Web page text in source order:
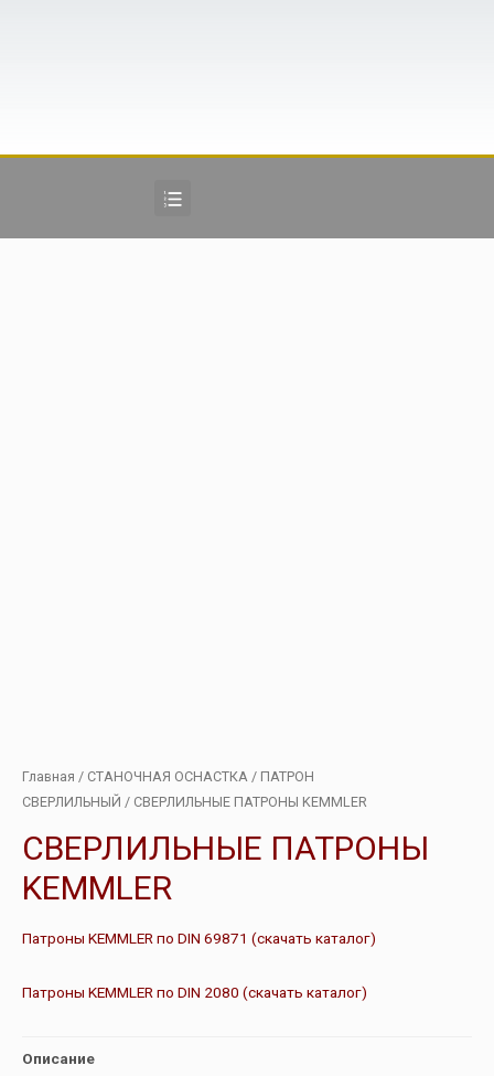
Главная / СТАНОЧНАЯ ОСНАСТКА / ПАТРОН
СВЕРЛИЛЬНЫЙ / СВЕРЛИЛЬНЫЕ ПАТРОНЫ KEMMLER
СВЕРЛИЛЬНЫЕ ПАТРОНЫ
KEMMLER
Патроны KEMMLER по DIN 69871 (скачать каталог)
Патроны KEMMLER по DIN 2080 (скачать каталог)
Описание